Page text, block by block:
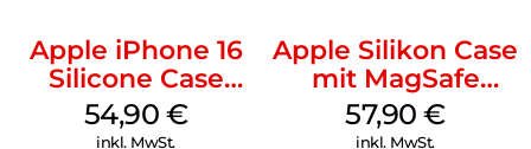
Apple iPhone 16
Silicone Case
MagSafe Lake
Green
54,90 €
inkl. MwSt.
Apple Silikon Case
mit MagSafe
iPhone 14 Pro
(PRODUCT)RED
57,90€
inkl. MwSt.